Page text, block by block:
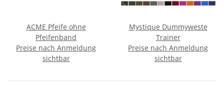
ACME Pfeife ohne
Pfeifenband
Preise nach Anmeldung
sichtbar
Mystique Dummyweste
Trainer
Preise nach Anmeldung
sichtbar